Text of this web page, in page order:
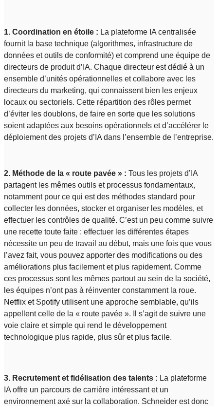
1. Coordination en étoile : La plateforme IA centralisée
fournit la base technique (algorithmes, infrastructure de
données et outils de conformité) et comprend une équipe de
directeurs de produit d’IA. Chaque directeur est dédié à un
ensemble d’unités opérationnelles et collabore avec les
directeurs du marketing, qui connaissent bien les enjeux
locaux ou sectoriels. Cette répartition des rôles permet
d’éviter les doublons, de faire en sorte que les solutions
soient adaptées aux besoins opérationnels et d’accélérer le
déploiement des projets d’IA dans l’ensemble de l’entreprise.
2. Méthode de la « route pavée » : Tous les projets d’IA
partagent les mêmes outils et processus fondamentaux,
notamment pour ce qui est des méthodes standard pour
collecter les données, stocker et organiser les modèles, et
effectuer les contrôles de qualité. C’est un peu comme suivre
une recette toute faite : effectuer les différentes étapes
nécessite un peu de travail au début, mais une fois que vous
l’avez fait, vous pouvez apporter des modifications ou des
améliorations plus facilement et plus rapidement. Comme
ces processus sont les mêmes partout au sein de la société,
les équipes n’ont pas à réinventer constamment la roue.
Netflix et Spotify utilisent une approche semblable, qu’ils
appellent celle de la « route pavée ». Il s’agit de suivre une
voie claire et simple qui rend le développement
technologique plus rapide, plus sûr et plus facile.
3. Recrutement et fidélisation des talents : La plateforme
IA offre un parcours de carrière intéressant et un
environnement axé sur la collaboration. Schneider est donc